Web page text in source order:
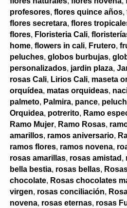
profesores, flores quince años,
flores secretara, flores
flores, Floristeria Cali,
home, flowers in cali, Frutero,
peluches, globos burbujas,
personalizados, jardin plaza,
rosas Cali, Lirios Cali, maseta
orquídea, matas orquideas,
palmeto, Palmira, pance,
Orquidea, potrerito, Ramo
Ramo Mujer, Ramo Rosas,
amarillos, ramos aniversario,
ramos flores, ramos novena,
rosas amarillas, rosas amistad ,
bella bestia, rosas bellas,
chocolate, Rosas chocolates
virgen, rosas conciliación,
novena, rosas eternas, rosas